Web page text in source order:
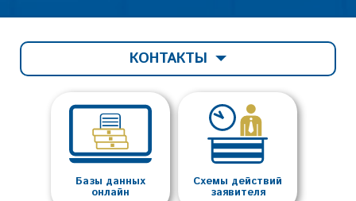
КОНТАКТЫ
Базы данных
онлайн
Схемы действий
заявителя